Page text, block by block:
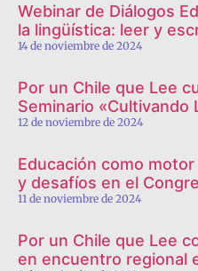
Webinar de Diálogos
la lingüística: leer y
14 de noviembre de 2024
Por un Chile que Lee
Seminario «Cultivando
12 de noviembre de 2024
Educación como
y desafíos en el
11 de noviembre de 2024
Por un Chile que Lee
en encuentro regional